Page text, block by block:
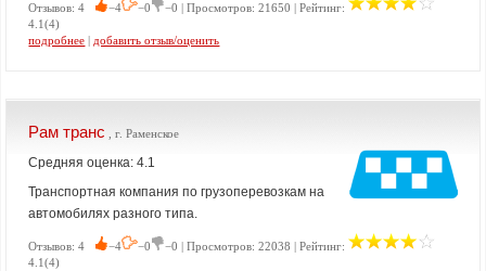
Отзывов: 4 −4 −0
−0 | Просмотров: 21650 | Рейтинг:
4.1(4)
подробнее | добавить отзыв/оценить
Рам транс , г. Раменское
Средняя оценка: 4.1
Транспортная компания по грузоперевозкам на
автомобилях разного типа.
Отзывов: 4 −4 −0
−0 | Просмотров: 22038 | Рейтинг:
4.1(4)